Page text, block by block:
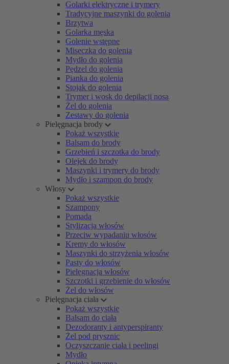
Golarki elektryczne i trymery
Tradycyjne maszynki do golenia
Brzytwa
Golarka męska
Golenie wstępne
Miseczka do golenia
Mydło do golenia
Pędzel do golenia
Pianka do golenia
Stojak do golenia
Trymer i wosk do depilacji nosa
Żel do golenia
Zestawy do golenia
Pielęgnacja brody
Pokaż wszystkie
Balsam do brody
Grzebień i szczotka do brody
Olejek do brody
Maszynki i trymery do brody
Mydło i szampon do brody
Włosy
Pokaż wszystkie
Szampony
Pomada
Stylizacja włosów
Przeciw wypadaniu włosów
Kremy do włosów
Maszynki do strzyżenia włosów
Pasty do włosów
Pielęgnacja włosów
Szczotki i grzebienie do włosów
Żel do włosów
Pielęgnacja ciała
Pokaż wszystkie
Balsam do ciała
Dezodoranty i antyperspiranty
Żel pod prysznic
Oczyszczanie ciała i peelingi
Mydło